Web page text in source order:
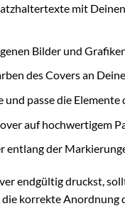
mit
Bilder und
des Covers an
und passe die
auf hochwertigem
entlang der
endgültig druckst,
korrekte Anordnung